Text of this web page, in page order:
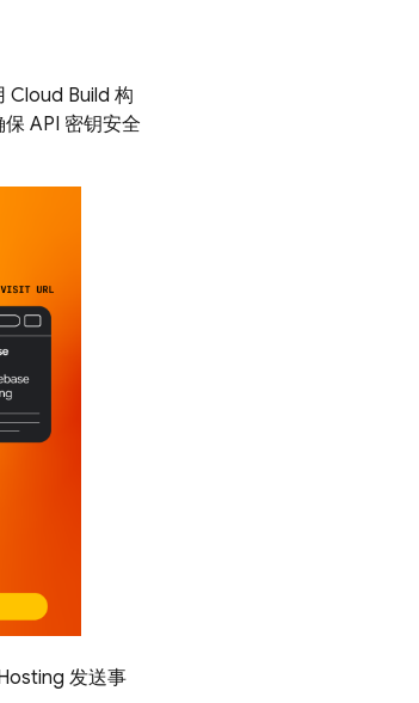
Cloud Build 构
API 密钥安全
发送事